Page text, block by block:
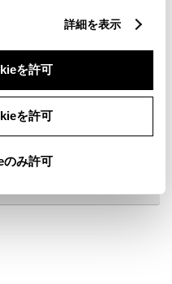
詳細を表示
を許可
を許可
のみ許可
新車取扱店
くるま買取
安心サポートセンター対応店